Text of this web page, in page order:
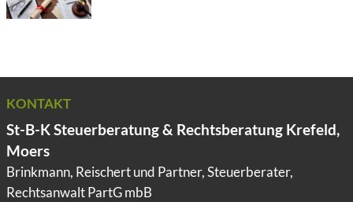
KONTAKT
St-B-K Steuerberatung & Rechtsberatung Krefeld,
Moers
Brinkmann, Reischert und Partner, Steuerberater,
Rechtsanwalt PartG mbB